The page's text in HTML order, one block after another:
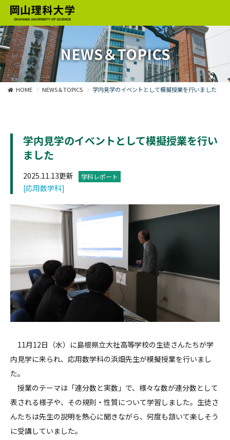
NEWS＆TOPICS
HOME NEWS＆TOPICS 学内見学のイベントとして模擬授業を行いました
学内見学のイベントとして模擬授業を行い
ました
2025.11.13更新 学科レポート
[応用数学科]
11月12日（水）に島根県立大社高等学校の生徒さんたちが学
内見学に来られ、応用数学科の浜畑先生が模擬授業を行いまし
た。
授業のテーマは「連分数と実数」で、様々な数が連分数として
表される様子や、その規則・性質について学習しました。生徒さ
んたちは先生の説明を熱心に聞きながら、何度も頷いて楽しそう
に受講していました。